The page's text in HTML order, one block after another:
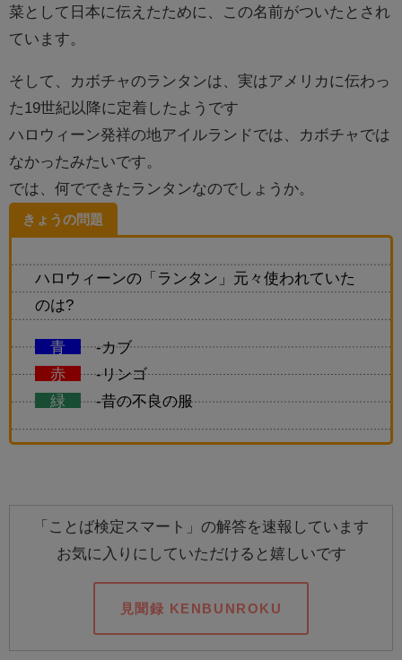
菜として日本に伝えたために、この名前がついたとされ
ています。
そして、カボチャのランタンは、実はアメリカに伝わっ
た19世紀以降に定着したようです
ハロウィーン発祥の地アイルランドでは、カボチャでは
なかったみたいです。
では、何でできたランタンなのでしょうか。
きょうの問題
ハロウィーンの「ランタン」元々使われていた
のは?
青
-カブ
赤
-リンゴ
緑
-昔の不良の服
「ことば検定スマート」の解答を速報しています
お気に入りにしていただけると嬉しいです
見聞録 KENBUNROKU